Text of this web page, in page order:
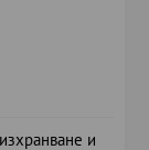
и